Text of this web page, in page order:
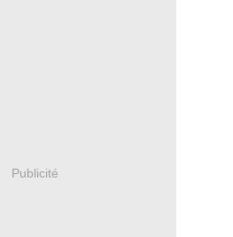
Publicité